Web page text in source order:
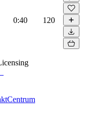
0:40 120
Centrum